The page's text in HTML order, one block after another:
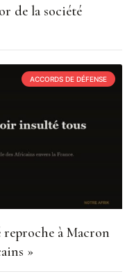
de la société
ACCORDS DE DÉFENSE
à Macron
»